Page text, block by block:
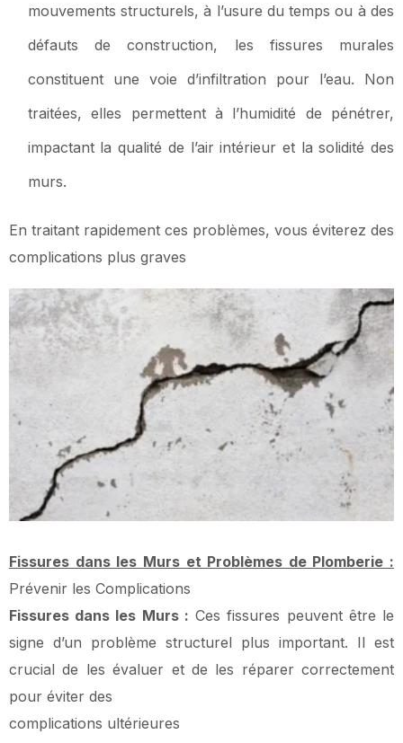
mouvements structurels, à l’usure du temps ou à des
défauts de construction, les fissures murales
constituent une voie d’infiltration pour l’eau. Non
traitées, elles permettent à l’humidité de pénétrer,
impactant la qualité de l’air intérieur et la solidité des
murs.
En traitant rapidement ces problèmes, vous éviterez des
complications plus graves
Fissures dans les Murs et Problèmes de Plomberie :
Prévenir les Complications
Fissures dans les Murs : Ces fissures peuvent être le
signe d’un problème structurel plus important. Il est
crucial de les évaluer et de les réparer correctement
pour éviter des
complications ultérieures